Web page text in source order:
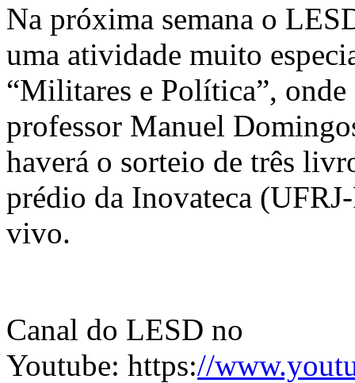
Na próxima semana o
uma atividade muito
“Militares e Política”,
professor Manuel
haverá o sorteio de três
prédio da Inovateca
vivo.
Canal do LESD no
Youtube: https://